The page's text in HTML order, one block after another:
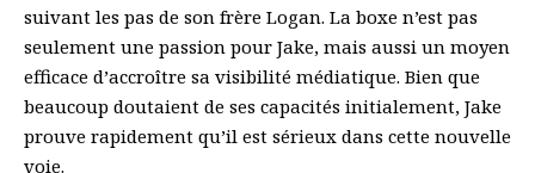
suivant les pas de son frère Logan. La boxe n’est pas
seulement une passion pour Jake, mais aussi un moyen
efficace d’accroître sa visibilité médiatique. Bien que
beaucoup doutaient de ses capacités initialement, Jake
prouve rapidement qu’il est sérieux dans cette nouvelle
voie.